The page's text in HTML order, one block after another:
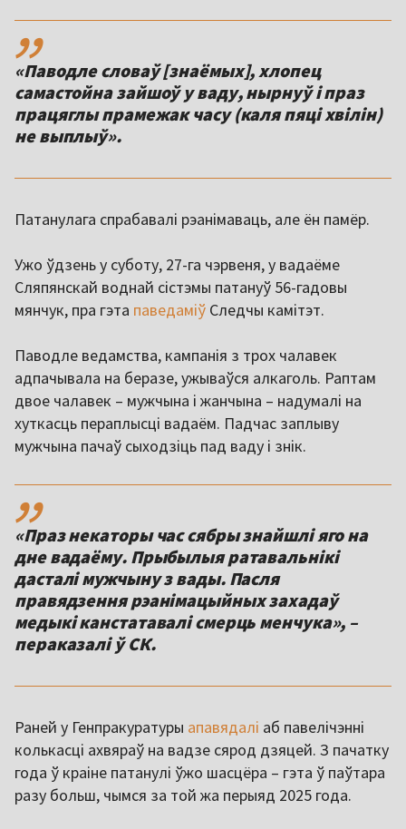
,,
«Паводле словаў [знаёмых], хлопец
самастойна зайшоў у ваду, нырнуў і праз
працяглы прамежак часу (каля пяці хвілін)
не выплыў».
Патанулага спрабавалі рэанімаваць, але ён памёр.
Ужо ўдзень у суботу, 27-га чэрвеня, у вадаёме
Сляпянскай воднай сістэмы патануў 56-гадовы
мянчук, пра гэта паведаміў Следчы камітэт.
Паводле ведамства, кампанія з трох чалавек
адпачывала на беразе, ужываўся алкаголь. Раптам
двое чалавек – мужчына і жанчына – надумалі на
хуткасць пераплысці вадаём. Падчас заплыву
мужчына пачаў сыходзіць пад ваду і знік.
,,
«Праз некаторы час сябры знайшлі яго на
дне вадаёму. Прыбылыя ратавальнікі
дасталі мужчыну з вады. Пасля
правядзення рэанімацыйных захадаў
медыкі канстатавалі смерць менчука», –
пераказалі ў СК.
Раней у Генпракуратуры апавядалі аб павелічэнні
колькасці ахвяраў на вадзе сярод дзяцей. З пачатку
года ў краіне патанулі ўжо шасцёра – гэта ў паўтара
разу больш, чымся за той жа перыяд 2025 года.